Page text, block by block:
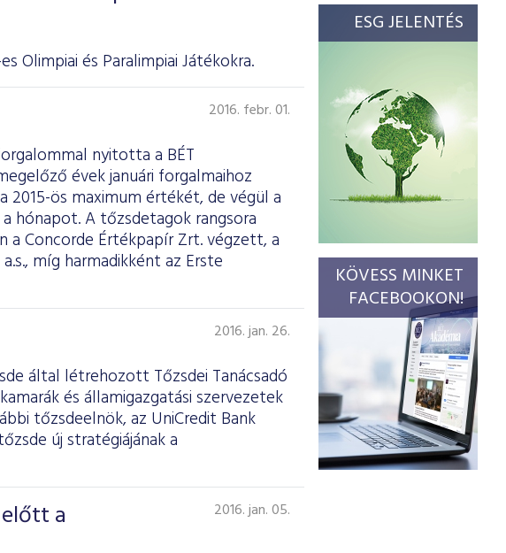
Olimpiai és Paralimpiai Játékokra.
2016. febr. 01.
nyitotta a BÉT
évek januári forgalmaihoz
2015-ös maximum értékét, de végül a
hónapot. A tőzsdetagok rangsora
a Concorde Értékpapír Zrt. végzett, a
míg harmadikként az Erste
2016. jan. 26.
által létrehozott Tőzsdei Tanácsadó
és államigazgatási szervezetek
tőzsdeelnök, az UniCredit Bank
új stratégiájának a
a
2016. jan. 05.
ESG JELENTÉS
KÖVESS MINKET
FACEBOOKON!